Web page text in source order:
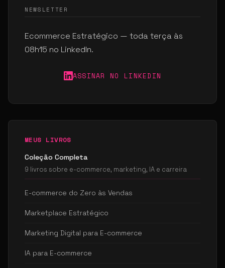
NEWSLETTER
Ecommerce Estratégico — toda terça às
08h15 no LinkedIn.
ASSINAR NO LINKEDIN
MEUS LIVROS
Coleção Completa
9 livros sobre e-commerce, marketing, IA e carreira
E-commerce do Zero às Vendas
Marketplace Estratégico
Marketing Digital para E-commerce
IA para E-commerce